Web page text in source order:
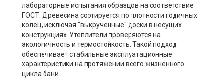
лабораторные испытания образцов на соответствие
ГОСТ. Древесина сортируется по плотности годичных
колец, исключая "выкрученные" доски в несущих
конструкциях. Утеплители проверяются на
экологичность и термостойкость. Такой подход
обеспечивает стабильные эксплуатационные
характеристики на протяжении всего жизненного
цикла бани.